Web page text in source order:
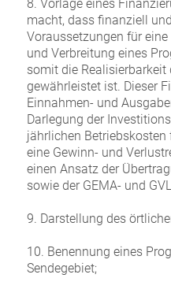
8. Vorlage eines
macht, dass finanziell
Voraussetzungen für
und Verbreitung eines
somit die
gewährleistet ist. Dieser
Einnahmen- und
Darlegung der
jährlichen
eine Gewinn- und
einen Ansatz der
sowie der GEMA- und
9. Darstellung des
10. Benennung eines
Sendegebiet;